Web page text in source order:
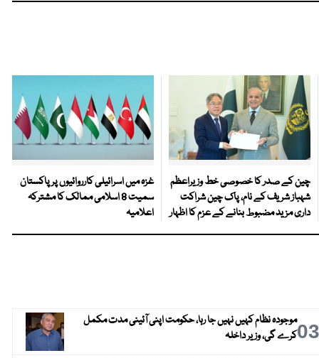
چین کے صدر کا خصوصی خط وزیراعظم
شہباز شریف کے نام، پاک چین شراکت
داری مزید مضبوط بنانے کے عزم کا اظہار
غزہ میں اسرائیلی کارروائیوں پر پاکستان
سمیت 8 اسلامی ممالک کا مشترکہ
اعلامیہ
03موجودہ نظام کہیں نہیں جا رہا، حکومت اپنی آئینی مدت مکمل
کرے گی، وزیر داخلہ